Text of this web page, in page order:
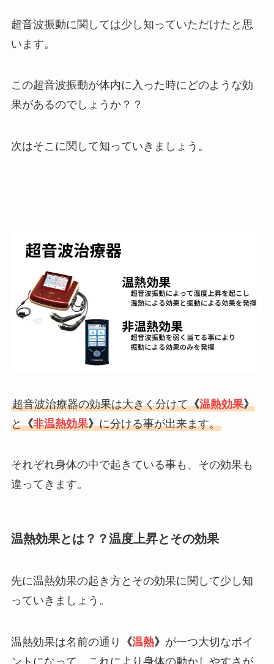
超音波振動に関しては少し知っていただけたと思
います。
この超音波振動が体内に入った時にどのような効
果があるのでしょうか？？
次はそこに関して知っていきましょう。
超音波治療器の効果は大きく分けて《温熱効果》
と《非温熱効果》に分ける事が出来ます。
それぞれ身体の中で起きている事も、その効果も
違ってきます。
温熱効果とは？？温度上昇とその効果
先に温熱効果の起き方とその効果に関して少し知
っていきましょう。
温熱効果は名前の通り 《温熱》 が一つ大切なポイ
ントになって、これにより身体の動かしやすさが